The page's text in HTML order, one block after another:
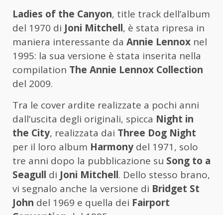
Ladies of the Canyon, title track dell’album
del 1970 di Joni Mitchell, è stata ripresa in
maniera interessante da Annie Lennox nel
1995: la sua versione è stata inserita nella
compilation The Annie Lennox Collection
del 2009.
Tra le cover ardite realizzate a pochi anni
dall’uscita degli originali, spicca Night in
the City, realizzata dai Three Dog Night
per il loro album Harmony del 1971, solo
tre anni dopo la pubblicazione su Song to a
Seagull di Joni Mitchell. Dello stesso brano,
vi segnalo anche la versione di Bridget St
John del 1969 e quella dei Fairport